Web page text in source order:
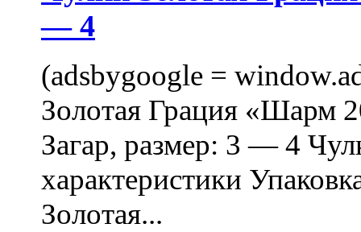
— 4
(adsbygoogle =
Золотая Грация «Шарм
Загар, размер: 3 — 4
характеристики
Золотая...